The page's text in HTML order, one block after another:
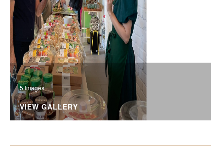
5 Images
VIEW GALLERY